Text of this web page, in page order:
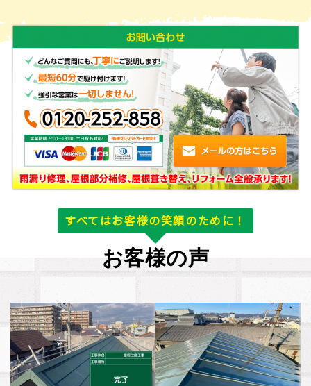
すべてはお客様の笑顔のために！
お客様の声